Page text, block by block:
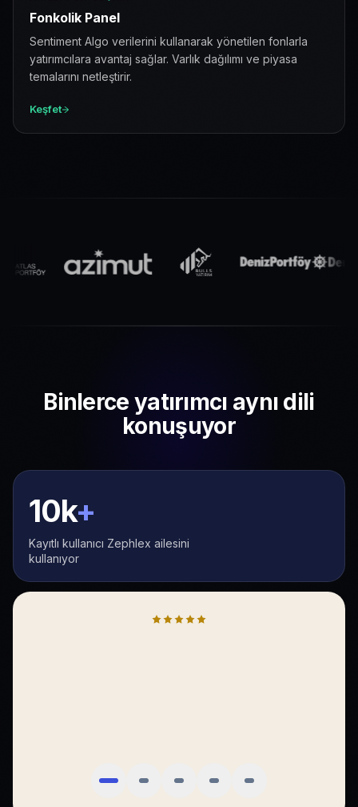
Fonkolik Panel
Sentiment Algo verilerini kullanarak yönetilen fonlarla
yatırımcılara avantaj sağlar. Varlık dağılımı ve piyasa
temalarını netleştirir.
Keşfet
Binlerce yatırımcı aynı dili
konuşuyor
10k+
Kayıtlı kullanıcı Zephlex ailesini
kullanıyor